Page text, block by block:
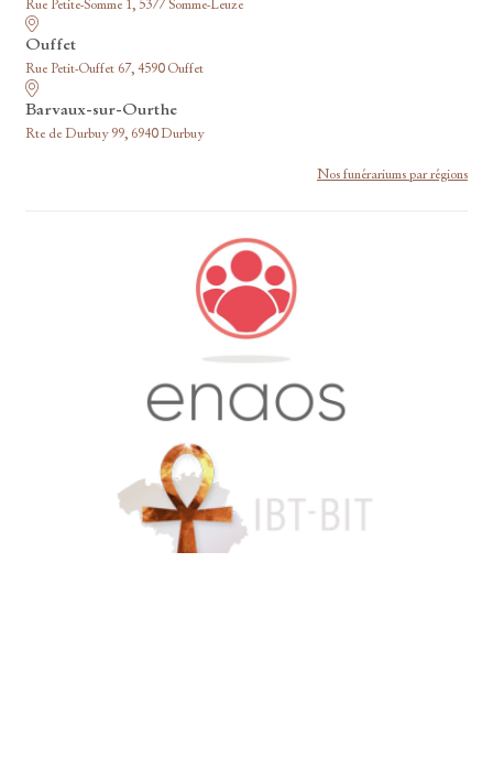
Rue Petite-Somme 1, 5377 Somme-Leuze
Ouffet
Rue Petit-Ouffet 67, 4590 Ouffet
Barvaux-sur-Ourthe
Rte de Durbuy 99, 6940 Durbuy
Nos funérariums par régions